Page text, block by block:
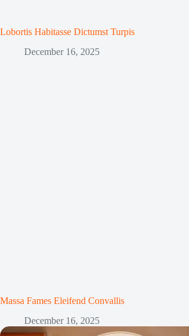
Lobortis Habitasse Dictumst Turpis
December 16, 2025
Massa Fames Eleifend Convallis
December 16, 2025